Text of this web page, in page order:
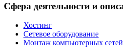
Сфера деятельности и
Хостинг
Сетевое оборудование
Монтаж компьютерных сетей